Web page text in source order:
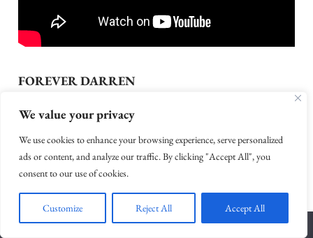
We value your privacy
We use cookies to enhance your browsing experience, serve personalized
ads or content, and analyze our traffic. By clicking "Accept All", you
consent to our use of cookies.
Customize Reject All Accept All
FOREVER DARREN
Contro Treviso Pesaro si gioca anche lo scudetto, ma la
sfida sulla serie di cinque partite favorisce gli uomini di
Skansi (colui che vinse l’unica coppa internazionale con la
gioco che io ricordi e la potete rivedere tutta su youtube